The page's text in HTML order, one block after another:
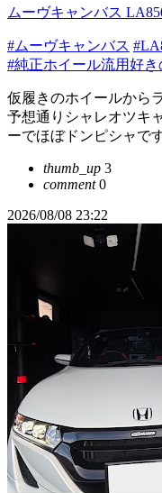
ムーヴキャンバス
#ムーヴキャンバス
#純正ホイール流用好き
仮履きのホイールから
予想通りシャレオツキ
ーでほぼドンピシャで
thumb_up 3
comment0
2026/08/08 23:22